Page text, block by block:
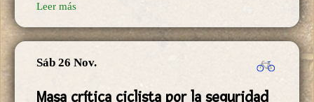
Leer más
Sáb 26 Nov.
Masa crítica ciclista por la seguridad